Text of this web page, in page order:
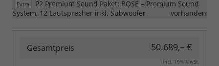
Extra
P2 Premium Sound Paket: BOSE – Premium Sound
System, 12 Lautsprecher inkl. Subwoofer
vorhanden
Gesamtpreis 50.689,– €
incl. 19% MwSt.